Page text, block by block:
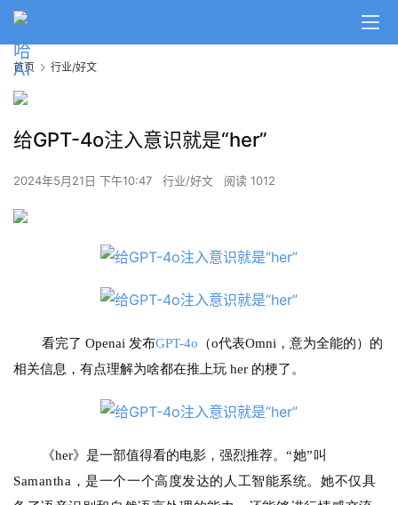
首页 行业/好文
给GPT-4o注入意识就是“her”
2024年5月21日 下午10:47 行业/好文 阅读 1012
看完了 Openai 发布GPT-4o （o代表Omni，意为全能的）的
相关信息，有点理解为啥都在推上玩 her 的梗了。
《her》是一部值得看的电影，强烈推荐。 “她”叫
Samantha，是一个一个高度发达的人工智能系统。她不仅具